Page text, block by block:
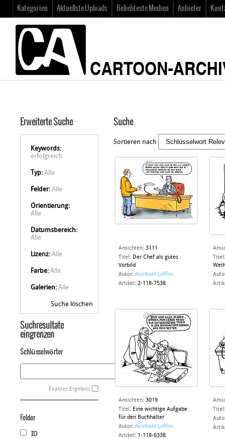
Kategorien Aktuellste Uploads Beliebteste Medien Anbieter
Erweiterte Suche
Keywords:
erfolgreich
Typ: Alle
Felder: Alle
Orientierung:
Alle
Datumsbereich:
Alle
Lizenz: Alle
Farbe: Alle
Galerien: Alle
Suche löschen
Suchresultate
eingrenzen
Schlüsselwörter
Exaktes Ergebnis
Felder
ID
Suche
Sortieren nach
Ansichten: 3111
Titel : Der Chef als gutes
Vorbild
Autor: Reinhold Löffler
Artikel : 2-118-7538
Titel
Ansichten: 3019
Titel : Eine wichtige Aufgabe
für den Buchhalter
Autor: Reinhold Löffler
Artikel : 1-118-6338
Titel